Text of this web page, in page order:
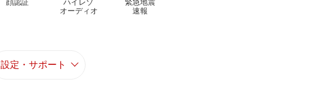
顔認証
ハイレゾ
オーディオ
緊急地震
速報
設定・サポート